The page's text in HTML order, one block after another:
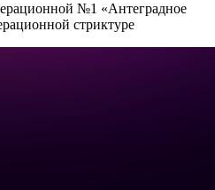
№1 «Антеградное
стриктуре